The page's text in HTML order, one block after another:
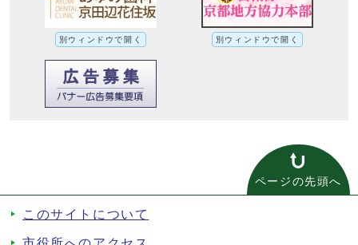
別ウィンドウで開く 別ウィンドウで開く
ページの先頭へ
このサイトについて